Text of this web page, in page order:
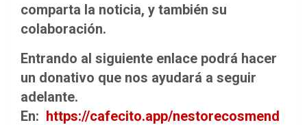
comparta la noticia, y también su
colaboración.
Entrando al siguiente enlace podrá hacer
un donativo que nos ayudará a seguir
adelante.
En: https://cafecito.app/nestorecosmend